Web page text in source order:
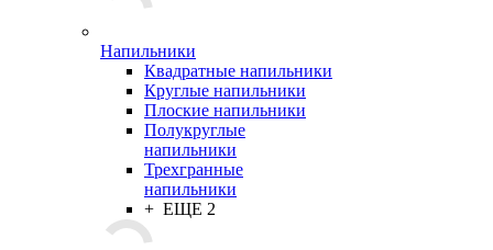
Напильники
Квадратные напильники
Круглые напильники
Плоские напильники
Полукруглые
напильники
Трехгранные
напильники
+ ЕЩЕ 2